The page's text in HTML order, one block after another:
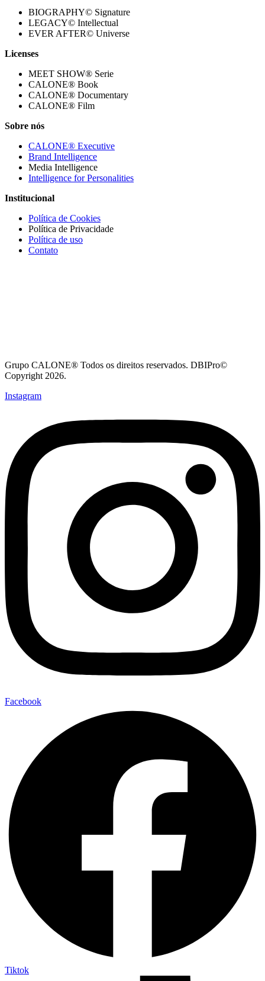
BIOGRAPHY© Signature
LEGACY© Intellectual
EVER AFTER© Universe
Licenses
MEET SHOW® Serie
CALONE® Book
CALONE® Documentary
CALONE® Film
Sobre nós
CALONE® Executive
Brand Intelligence
Media Intelligence
Intelligence for Personalities
Institucional
Política de Cookies
Política de Privacidade
Política de uso
Contato
Grupo CALONE® Todos os direitos reservados. DBIPro©
Copyright 2026.
Instagram
Facebook
Tiktok